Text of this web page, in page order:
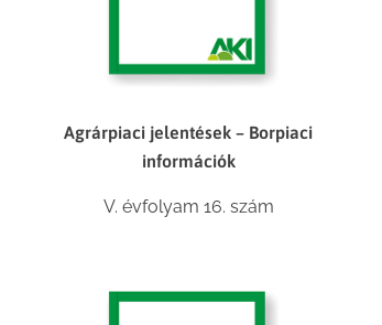
Agrárpiaci jelentések – Borpiaci
információk
V. évfolyam 16. szám